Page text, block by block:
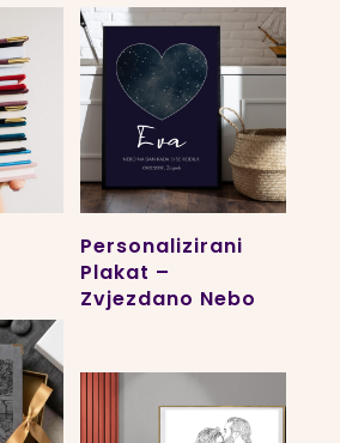
Personalizirani
Plakat –
Zvjezdano Nebo